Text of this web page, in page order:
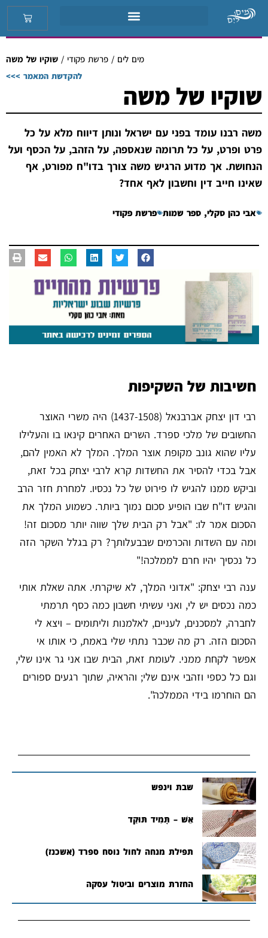
מים לים / פרשת פקודי / שוקיו של משה
להקדשת המאמר >>>
שוקיו של משה
משה רבנו עומד בפני עם ישראל ונותן דיווח מלא על כל
פרט ופרט, על כל תרומה שנאספה, על הזהב, על הכסף ועל
הנחושת. אך מדוע הרגיש משה צורך בדו"ח מפורט, אף
שאינו חייב דין וחשבון לאף אחד?
אבי כהן סקלי, ספר שמות פרשת פקודי
חשיבות של השקיפות
רבי דון יצחק אברבנאל (1437-1508) היה משרי האוצר
החשובים של מלכי ספרד. השרים האחרים קינאו בו והעלילו
עליו שהוא גונב מקופת אוצר המלך. המלך לא האמין להם,
אבל בכדי להסיר את החשדות קרא לרבי יצחק בכל זאת,
וביקש ממנו להגיש לו פירוט של כל נכסיו. למחרת חזר הרב
והגיש דו"ח שבו הופיע סכום נמוך ביותר. כשמוע המלך את
הסכום אמר לו: "אבל רק הבית שלך שווה יותר מסכום זה!
ומה עם השדות והכרמים שבבעלותך? רק בגלל השקר הזה
כל נכסיך יהיו חרם לממלכה!"
ענה רבי יצחק: "אדוני המלך, לא שיקרתי. אתה שאלת אותי
כמה נכסים יש לי, ואני עשיתי חשבון כמה כסף תרמתי
לחברה, למסכנים, לעניים, לאלמנות וליתומים – ויצא לי
הסכום הזה. רק מה שכבר נתתי שלי באמת, כי אותו אי
אפשר לקחת ממני. לעומת זאת, הבית שבו אני גר אינו שלי,
וגם כל כספי וזהבי אינם שלי; והראיה, שתוך רגעים ספורים
הם הוחרמו בידי הממלכה".
שבת וינפש
אֵשׁ – תָּמִיד תּוּקַד
תפילת מנחה לחול נוסח ספרד (אשכנז)
החזרת מוצרים וביטול עסקה